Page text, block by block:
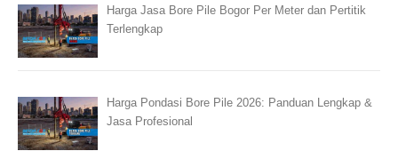
Harga Jasa Bore Pile Bogor Per Meter dan Pertitik
Terlengkap
Harga Pondasi Bore Pile 2026: Panduan Lengkap &
Jasa Profesional